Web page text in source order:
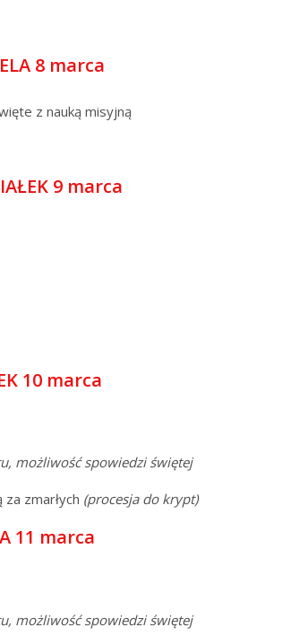
8 marca
z nauką misyjną
9 marca
10 marca
możliwość spowiedzi świętej
zmarłych (procesja do krypt)
11 marca
możliwość spowiedzi świętej